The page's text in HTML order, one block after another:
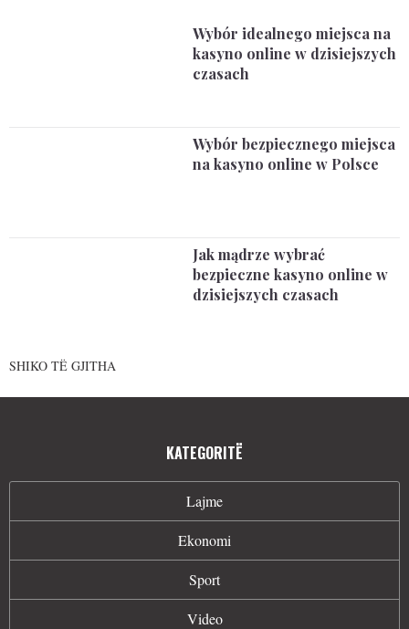
Wybór idealnego miejsca na
kasyno online w dzisiejszych
czasach
Wybór bezpiecznego miejsca
na kasyno online w Polsce
Jak mądrze wybrać
bezpieczne kasyno online w
dzisiejszych czasach
SHIKO TË GJITHA
KATEGORITË
Lajme
Ekonomi
Sport
Video